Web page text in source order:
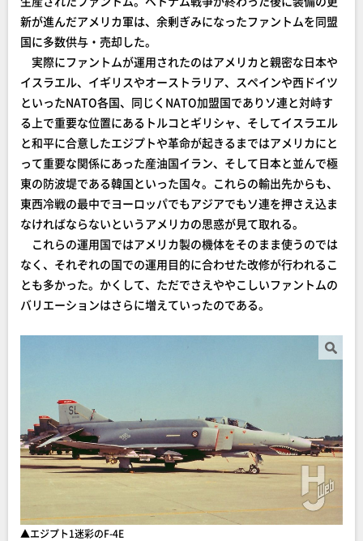
新が進んだアメリカ軍は、余剰ぎみになったファントムを同盟
国に多数供与・売却した。
実際にファントムが運用されたのはアメリカと親密な日本や
イスラエル、イギリスやオーストラリア、スペインや西ドイツ
といったNATO各国、同じくNATO加盟国でありソ連と対峙す
る上で重要な位置にあるトルコとギリシャ、そしてイスラエル
と和平に合意したエジプトや革命が起きるまではアメリカにと
って重要な関係にあった産油国イラン、そして日本と並んで極
東の防波堤である韓国といった国々。これらの輸出先からも、
東西冷戦の最中でヨーロッパでもアジアでもソ連を押さえ込ま
なければならないというアメリカの思惑が見て取れる。
これらの運用国ではアメリカ製の機体をそのまま使うのでは
なく、それぞれの国での運用目的に合わせた改修が行われるこ
とも多かった。かくして、ただでさえややこしいファントムの
バリエーションはさらに増えていったのである。
▲エジプト1迷彩のF-4E